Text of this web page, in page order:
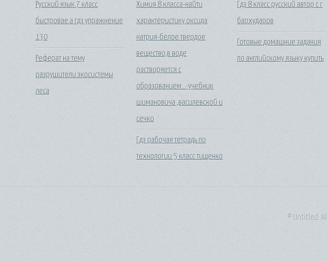
Русский язык 7 класс
быстровае а гдз упражнение
130
Реферат на тему
разрушители экосистемы
леса
Химия 8 класса-найти
характеристику оксида
натрия-белое твердое
вещество,в воде
растворяется с
образованием...-учебник
шимановича ,василевской и
сечко
Гдз рабочая тетрадь по
технологии 5 класс тищенко
Гдз 8 класс русский автор с г
бархударов
Готовые домашние задания
по английскому языку купить
© Untitled.